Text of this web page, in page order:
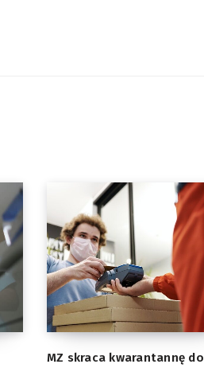
MZ skraca kwarantannę do